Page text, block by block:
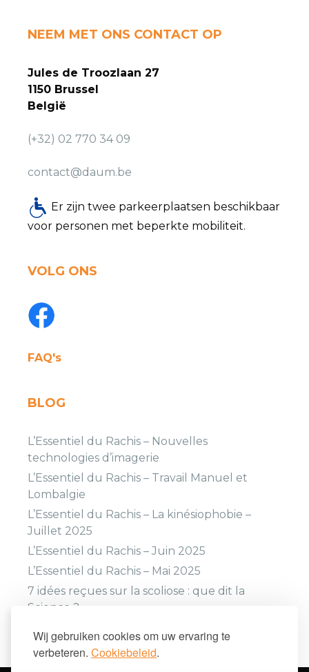
Wij gebruiken cookies om uw ervaring te
verbeteren. Cookiebeleid.
NEEM MET ONS CONTACT OP
Jules de Troozlaan 27
1150 Brussel
België
(+32) 02 770 34 09
contact@daum.be
Er zijn twee parkeerplaatsen beschikbaar
voor personen met beperkte mobiliteit.
VOLG ONS
FAQ's
BLOG
L’Essentiel du Rachis – Nouvelles
technologies d’imagerie
L’Essentiel du Rachis – Travail Manuel et
Lombalgie
L’Essentiel du Rachis – La kinésiophobie –
Juillet 2025
L’Essentiel du Rachis – Juin 2025
L’Essentiel du Rachis – Mai 2025
7 idées reçues sur la scoliose : que dit la
Science ?